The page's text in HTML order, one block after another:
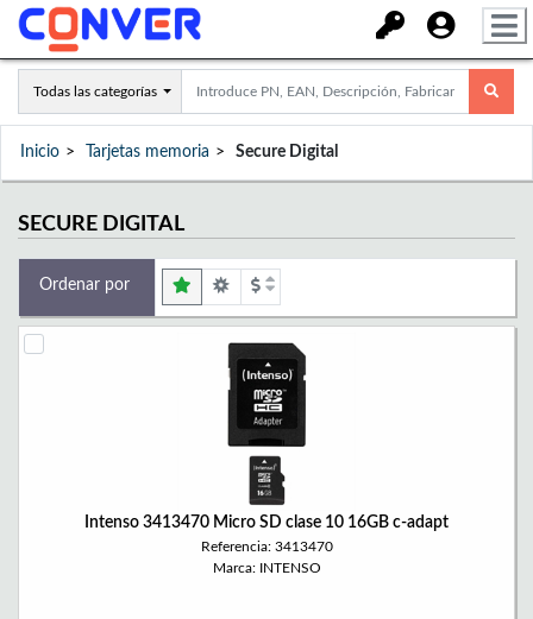
Todas las categorías
Inicio Tarjetas memoria Secure Digital
SECURE DIGITAL
Ordenar por
Intenso 3413470 Micro SD clase 10 16GB c-adapt
Referencia: 3413470
Marca: INTENSO